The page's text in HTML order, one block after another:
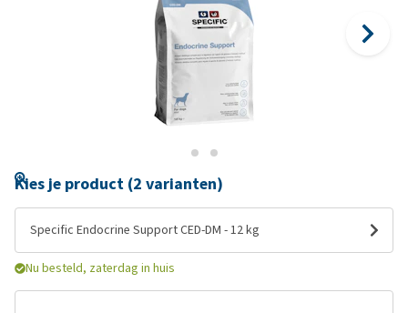
Kies je product (2 varianten)
Specific Endocrine Support CED-DM - 12 kg
Nu besteld, zaterdag in huis